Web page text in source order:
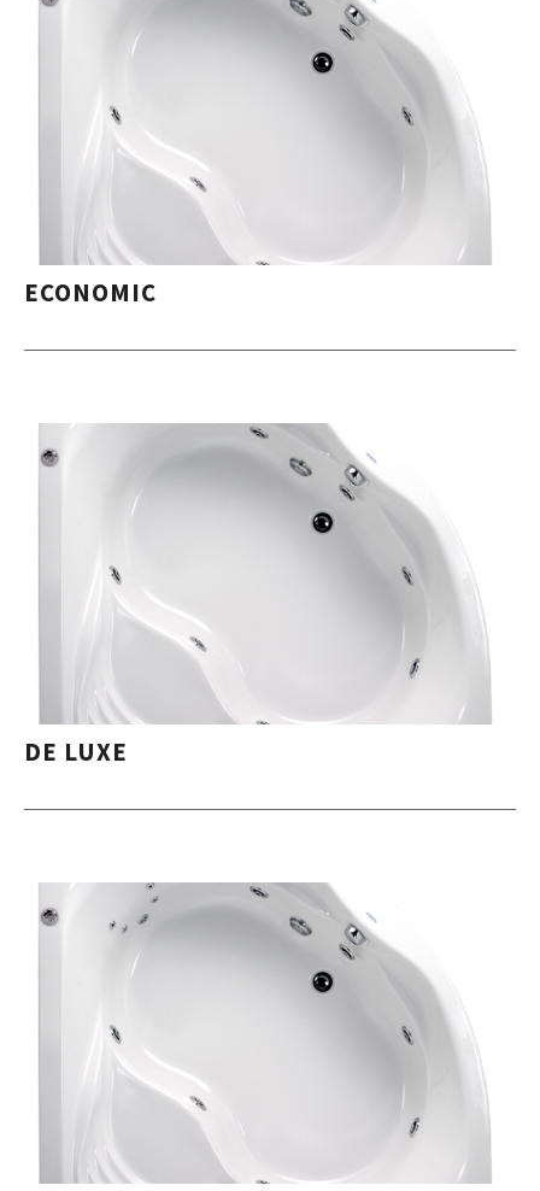
ECONOMIC
DE LUXE